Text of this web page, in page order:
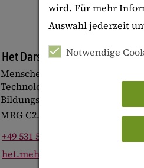
Het Darshan Mehta
Menschenzentrierte
Technologien für
Bildungsmedien
MRG C2.16
+49 531 59099-318
het.mehta(at)gei.de
wird. Für mehr
Auswahl jederzeit
Notwendige